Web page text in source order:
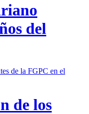
del
de los